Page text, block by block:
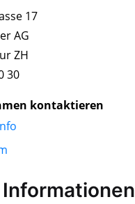
17
AG
ZH
30
kontaktieren